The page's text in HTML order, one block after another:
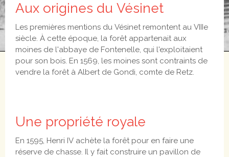
Aux origines du Vésinet
Les premières mentions du Vésinet remontent au VIIIe
siècle. À cette époque, la forêt appartenait aux
moines de l'abbaye de Fontenelle, qui l'exploitaient
pour son bois. En 1569, les moines sont contraints de
vendre la forêt à Albert de Gondi, comte de Retz.
Une propriété royale
En 1595, Henri IV achète la forêt pour en faire une
réserve de chasse. Il y fait construire un pavillon de